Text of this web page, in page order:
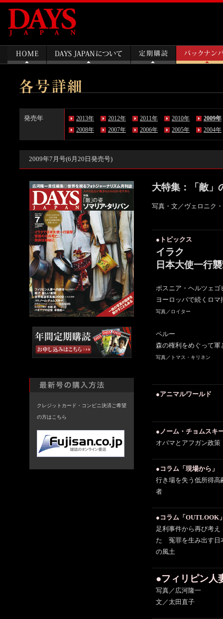
発売年 2013年 2012年 2011年 2010年
2009年
2008年
2007年 2006年 2005年 2004年
2009年7月号(6月20日発売号)
クレジットカード・コンビニ決済ご希望
の方はこちら
大特集：「敵
写真・文／ヴェロニク
●トピックス
イラク
日本大使一行
ボスニア・ヘルツェゴ
ヨーロッパで続くロマ
写真／ロイター
ペルー
森の権利をめぐって軍
写真／トマス・キリネン
●アニマルワールド
●ノーム・チョムスキ
オバマとアフガン政策
●コラム「現場から」
行き場を失う低所得高
者
●コラム「OUTLOOK
足利事件から再び考え
た 冤罪を生み出す日
の風土
●フィリピン人
写真／広河隆一
文／太田直子